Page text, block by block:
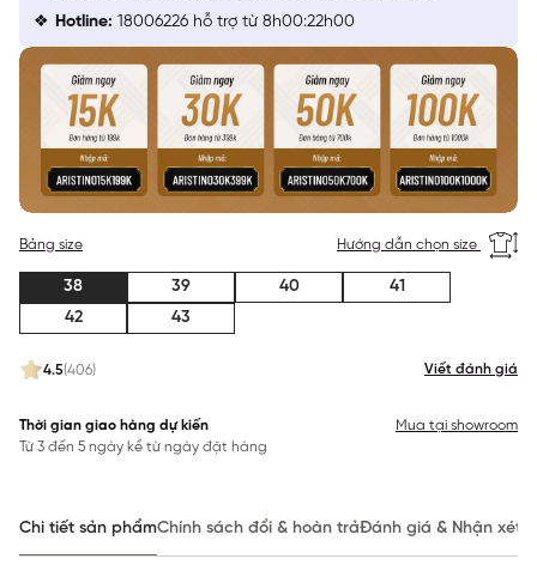
4.5(406) Viết đánh giá
Bảng size Hướng dẫn chọn size
38 39 40
41
42
43
Thời gian giao hàng dự kiến
Từ 3 đến 5 ngày kể từ ngày đặt hàng
Mua tại showroom
Hotline: 18006226 hỗ trợ từ 8h00:22h00
Chi tiết sản phẩmChính sách đổi & hoàn trảĐánh giá & Nhận xét